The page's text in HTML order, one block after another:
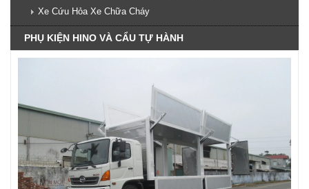
Xe Cứu Hỏa Xe Chữa Cháy
PHỤ KIỆN HINO VÀ CẨU TỰ HÀNH